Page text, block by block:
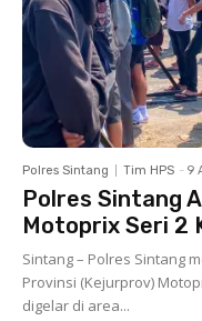
Polres Sintang Tim HPS - 9
Polres Sintang
Motoprix Seri 2
Sintang – Polres Sintang
Provinsi (Kejurprov)
digelar di area...